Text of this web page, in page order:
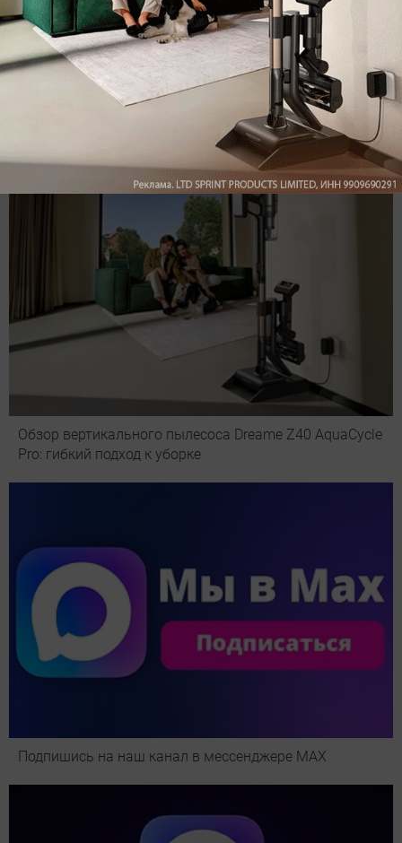
Мы знаем, вам есть что сказать!
ВойдитеилиЗарегистрируйтесь, чтобы
оставить комментарий
Обзор вертикального пылесоса Dreame Z40 AquaCycle
Pro: гибкий подход к уборке
Подпишись на наш канал в мессенджере МАХ